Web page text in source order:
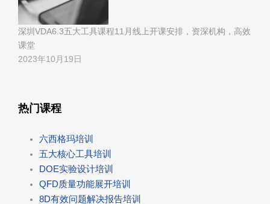
深圳VDA6.3五大工具课程11月线上开课安排，资深机构，高效
课堂
2023年10月19日
热门课程
六西格玛培训
五大核心工具培训
DOE实验设计培训
QFD质量功能展开培训
8D有效问题解决报告培训